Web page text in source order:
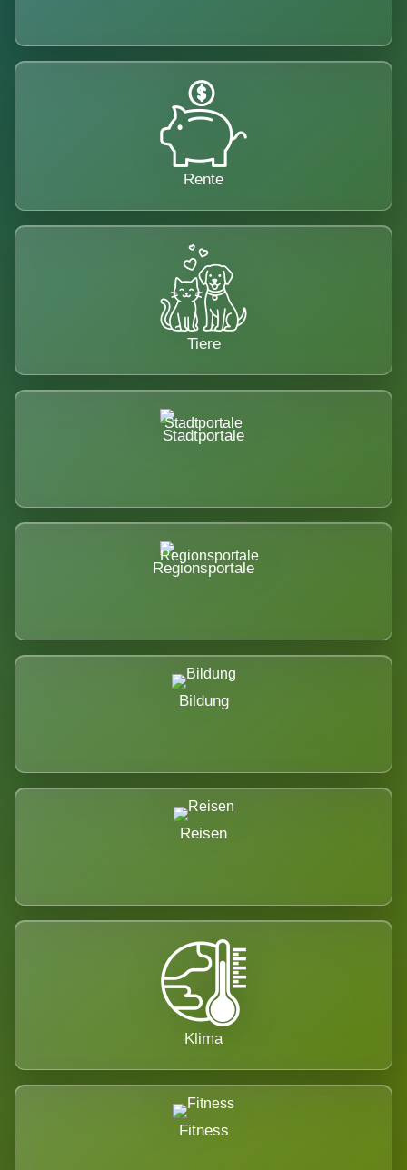
Rente
Tiere
Stadtportale
Regionsportale
Bildung
Reisen
Klima
Fitness